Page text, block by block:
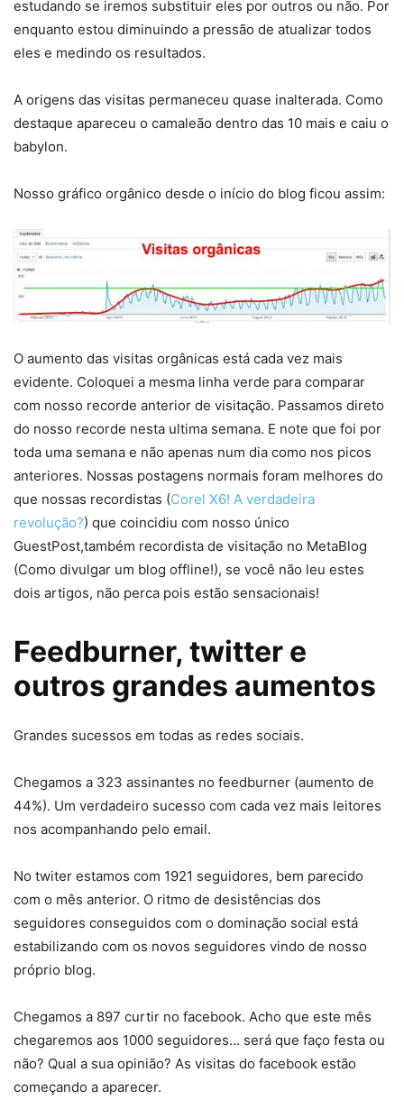
estudando se iremos substituir eles por outros ou não. Por
enquanto estou diminuindo a pressão de atualizar todos
eles e medindo os resultados.
A origens das visitas permaneceu quase inalterada. Como
destaque apareceu o camaleão dentro das 10 mais e caiu o
babylon.
Nosso gráfico orgânico desde o início do blog ficou assim:
O aumento das visitas orgânicas está cada vez mais
evidente. Coloquei a mesma linha verde para comparar
com nosso recorde anterior de visitação. Passamos direto
do nosso recorde nesta ultima semana. E note que foi por
toda uma semana e não apenas num dia como nos picos
anteriores. Nossas postagens normais foram melhores do
que nossas recordistas (Corel X6! A verdadeira
revolução?) que coincidiu com nosso único
GuestPost,também recordista de visitação no MetaBlog
(Como divulgar um blog offline!), se você não leu estes
dois artigos, não perca pois estão sensacionais!
Feedburner, twitter e
outros grandes aumentos
Grandes sucessos em todas as redes sociais.
Chegamos a 323 assinantes no feedburner (aumento de
44%). Um verdadeiro sucesso com cada vez mais leitores
nos acompanhando pelo email.
No twiter estamos com 1921 seguidores, bem parecido
com o mês anterior. O ritmo de desistências dos
seguidores conseguidos com o dominação social está
estabilizando com os novos seguidores vindo de nosso
próprio blog.
Chegamos a 897 curtir no facebook. Acho que este mês
chegaremos aos 1000 seguidores… será que faço festa ou
não? Qual a sua opinião? As visitas do facebook estão
começando a aparecer.